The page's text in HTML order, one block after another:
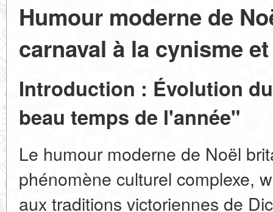
Humour moderne de
carnaval à la cynisme
Introduction : Évolution
beau temps de l'année"
Le humour moderne de Noël
phénomène culturel complexe,
aux traditions victoriennes de